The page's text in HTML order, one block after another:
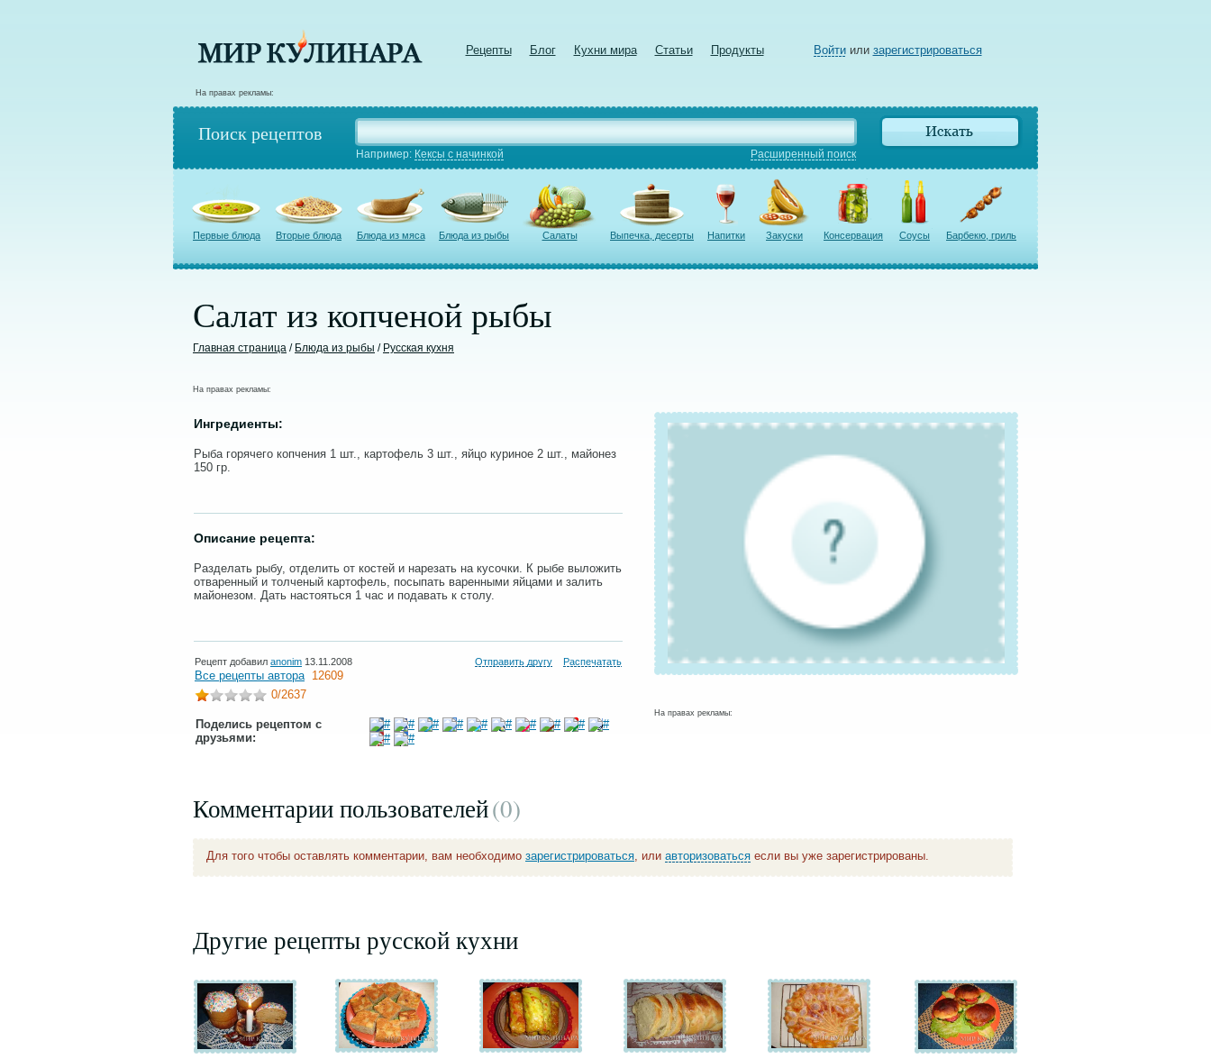
Рецепты Блог Кухни мира Статьи Продукты Войтиили зарегистрироваться
На правах рекламы:
Поиск рецептов
Например: Кексы с начинкой Расширенный поиск
Первые блюда Вторые блюда Блюда из мяса Блюда из рыбы Салаты Выпечка, десерты Напитки Закуски Консервация Соусы Барбекю, гриль
Салат из копченой рыбы
Главная страница / Блюда из рыбы / Русская кухня
На правах рекламы:
Ингредиенты:
Рыба горячего копчения 1 шт., картофель 3 шт., яйцо куриное 2 шт., майонез
150 гр.
Описание рецепта:
Разделать рыбу, отделить от костей и нарезать на кусочки. К рыбе выложить
отваренный и толченый картофель, посыпать варенными яйцами и залить
майонезом. Дать настояться 1 час и подавать к столу.
Рецепт добавил anonim 13.11.2008 Отправить другу Распечатать
Все рецепты автора 12609
0/2637
Поделись рецептом с
друзьями:
На правах рекламы:
Комментарии пользователей(0)
Для того чтобы оставлять комментарии, вам необходимо зарегистрироваться, или авторизоваться если вы уже зарегистрированы.
Другие рецепты русской кухни